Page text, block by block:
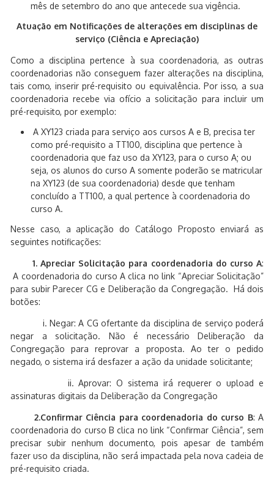
mês de setembro do ano que antecede sua vigência.
Atuação em Notificações de alterações em disciplinas de
serviço (Ciência e Apreciação)
Como a disciplina pertence à sua coordenadoria, as outras
coordenadorias não conseguem fazer alterações na disciplina,
tais como, inserir pré-requisito ou equivalência. Por isso, a sua
coordenadoria recebe via ofício a solicitação para incluir um
pré-requisito, por exemplo:
A XY123 criada para serviço aos cursos A e B, precisa ter
como pré-requisito a TT100, disciplina que pertence à
coordenadoria que faz uso da XY123, para o curso A; ou
seja, os alunos do curso A somente poderão se matricular
na XY123 (de sua coordenadoria) desde que tenham
concluído a TT100, a qual pertence à coordenadoria do
curso A.
Nesse caso, a aplicação do Catálogo Proposto enviará as
seguintes notificações:
1. Apreciar Solicitação para coordenadoria do curso A:
A coordenadoria do curso A clica no link “Apreciar Solicitação”
para subir Parecer CG e Deliberação da Congregação. Há dois
botões:
i. Negar: A CG ofertante da disciplina de serviço poderá
negar a solicitação. Não é necessário Deliberação da
Congregação para reprovar a proposta. Ao ter o pedido
negado, o sistema irá desfazer a ação da unidade solicitante;
ii. Aprovar: O sistema irá requerer o upload e
assinaturas digitais da Deliberação da Congregação
2.Confirmar Ciência para coordenadoria do curso B: A
coordenadoria do curso B clica no link “Confirmar Ciência”, sem
precisar subir nenhum documento, pois apesar de também
fazer uso da disciplina, não será impactada pela nova cadeia de
pré-requisito criada.